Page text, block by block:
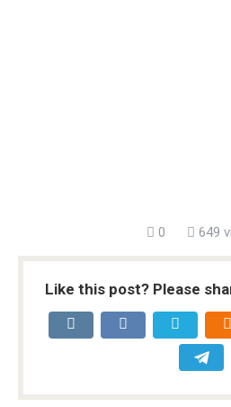
0 649
Like this post? Please